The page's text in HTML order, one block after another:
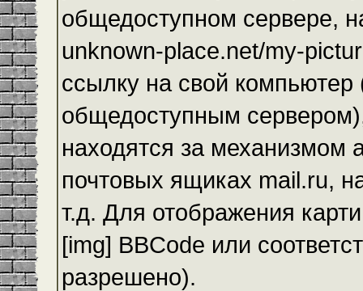
общедоступном сервере,
unknown-place.net/my-
ссылку на свой компьютер
общедоступным
находятся за механизмом
почтовых ящиках mail.ru,
т.д. Для отображения
[img] BBCode или
разрешено).